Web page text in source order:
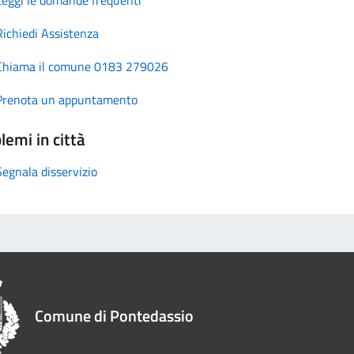
Assistenza
il comune 0183 279026
un appuntamento
in città
disservizio
Comune di Pontedassio